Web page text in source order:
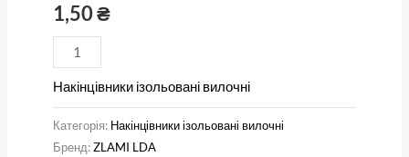
1,50₴
Накінцівники ізольовані вилочні
Категорія: Накінцівники ізольовані вилочні
Бренд:ZLAMI LDA